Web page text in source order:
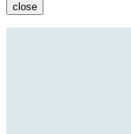
close